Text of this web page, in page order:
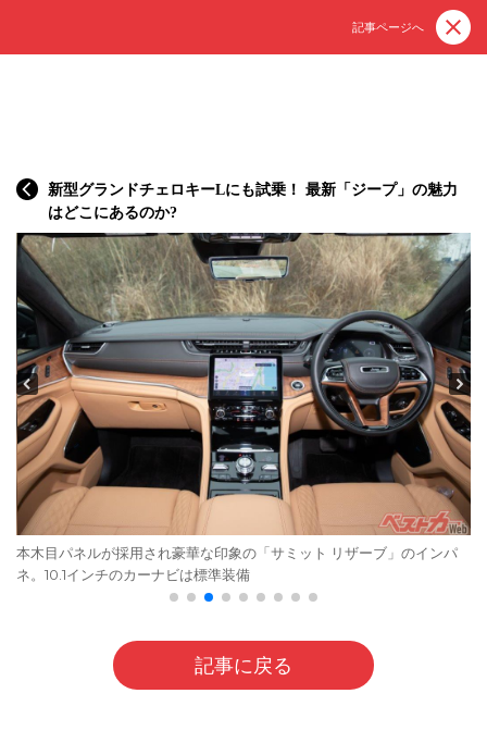
記事ページへ
新型グランドチェロキーLにも試乗！ 最新「ジープ」の魅力
はどこにあるのか?
本木目パネルが採用され豪華な印象の「サミット リザーブ」のインパ
ネ。10.1インチのカーナビは標準装備
記事に戻る